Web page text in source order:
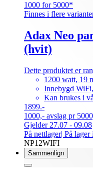
1000 for 5000*
Finnes i flere
Adax Neo
(hvit)
Dette produktet er
1200 watt, 19
Innebygd
Kan brukes i
1899.-
1000,- avslag pr
Gjelder 27.07 - 09.08
På nettlager| På
NP12WIFI
Sammenlign